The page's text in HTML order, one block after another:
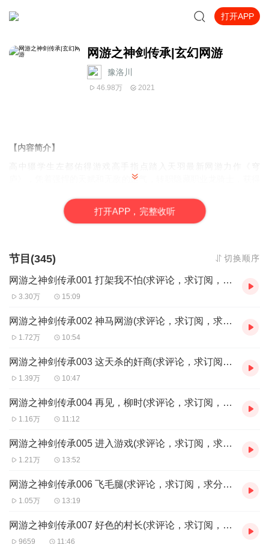
打开APP
网游之神剑传承|玄幻网游
豫洛川
46.98万 2021
【内容简介】
庐》，凭着强悍的天赋和无敌的运气，转职隐藏职业龙骑士，获得
行会，战群雄，独步江湖纵横天下。
【主播简介】
野路出身，喜马拉雅新手主播。满腔抱负，演绎风格多变，独特的
打开APP，完整收听
节目(345) 切换顺序
网游之神剑传承001 打架我不怕(求评论，求订阅，求分享转发。感谢！）
3.30万 15:09
网游之神剑传承002 神马网游(求评论，求订阅，求分享转发。感谢！）
1.72万 10:54
网游之神剑传承003 这天杀的奸商(求评论，求订阅，求分享转发。感谢！）
1.39万 10:47
网游之神剑传承004 再见，柳时(求评论，求订阅，求分享转发。感谢！）
1.16万 11:12
网游之神剑传承005 进入游戏(求评论，求订阅，求分享转发。感谢！）
1.21万 13:52
网游之神剑传承006 飞毛腿(求评论，求订阅，求分享转发。感谢！）
1.05万 13:19
网游之神剑传承007 好色的村长(求评论，求订阅，求分享转发。感谢！）
9659 11:46